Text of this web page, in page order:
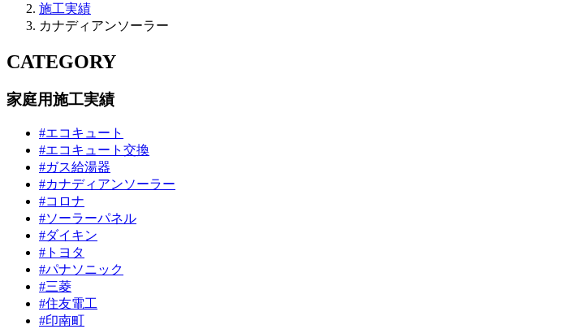
施工実績
カナディアンソーラー
CATEGORY
家庭用施工実績
#エコキュート
#エコキュート交換
#ガス給湯器
#カナディアンソーラー
#コロナ
#ソーラーパネル
#ダイキン
#トヨタ
#パナソニック
#三菱
#住友電工
#印南町